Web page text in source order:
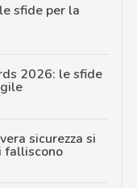
sfide per la
2026: le sfide
sicurezza si
falliscono